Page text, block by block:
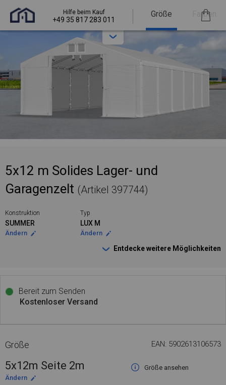
Hilfe beim Kauf
+49 35 817 283 011
Größe Farben
5x12 m Solides Lager- und
Garagenzelt (Artikel 397744)
Konstruktion
SUMMER
Ändern
Typ
LUX M
Ändern
Entdecke weitere Möglichkeiten
Bereit zum Senden
Kostenloser Versand
Größe EAN: 5902613106573
5x12m Seite 2m
Größe ansehen
Ändern